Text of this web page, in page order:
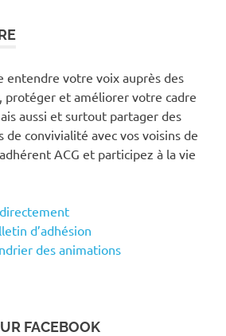
entendre votre voix auprès des
protéger et améliorer votre cadre
aussi et surtout partager des
convivialité avec vos voisins de
ACG et participez à la vie
d’adhésion
des animations
FACEBOOK